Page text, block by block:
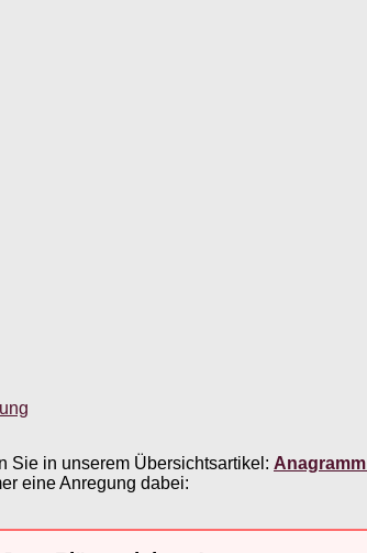
Sie in unserem Übersichtsartikel: Anagramm
eine Anregung dabei: